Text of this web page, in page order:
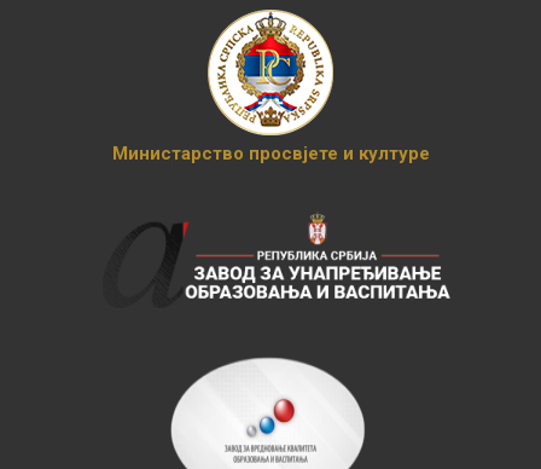
Министарство просвјете и културе